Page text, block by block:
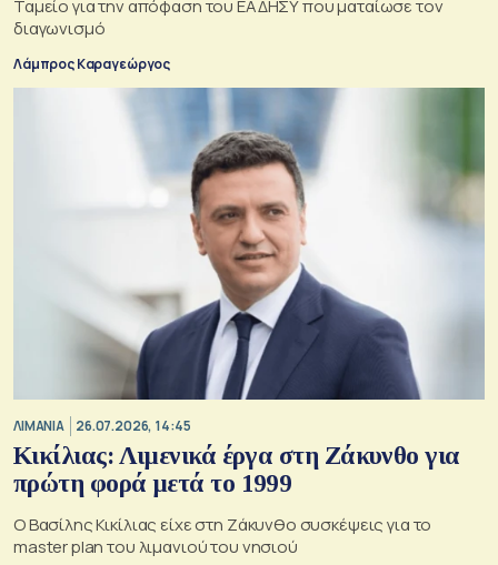
Ταμείο για την απόφαση του ΕΑΔΗΣΥ που ματαίωσε τον
διαγωνισμό
Λάμπρος Καραγεώργος
ΛΙΜΑΝΙΑ 26.07.2026, 14:45
Κικίλιας: Λιμενικά έργα στη Ζάκυνθο για
πρώτη φορά μετά το 1999
Ο Βασίλης Κικίλιας είχε στη Ζάκυνθο συσκέψεις για το
master plan του λιμανιού του νησιού